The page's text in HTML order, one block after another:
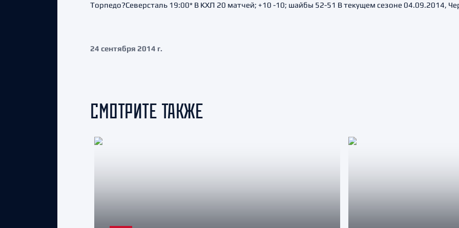
Торпедо?Северсталь 19:00* В КХЛ 20 матчей; +10 -10; шайбы 52-51 В текущем сезоне 04.09.2014,
24 сентября 2014 г.
СМОТРИТЕ ТАКЖЕ